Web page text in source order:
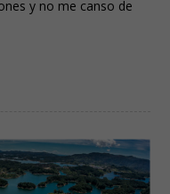
y no me canso de